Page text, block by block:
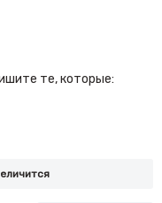
те, которые: